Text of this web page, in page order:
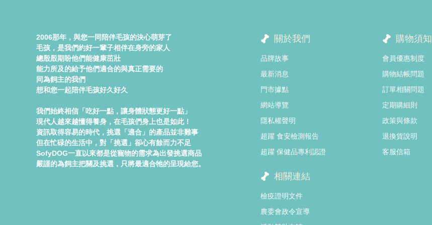
2006那年，與您一同陪伴毛孩的決心萌芽了
毛孩，是我們約好一輩子相伴在身旁的家人
總殷殷期盼他們能健康茁壯
能力所及的給予他們適合的與真正需要的
同為飼主的我們
想和您一起陪伴毛孩好久好久
我們始終相信「吃好一點，讓身體狀態更好一點」
現代人越來越懂得養身，在毛孩們身上也是如此！
資訊取得容易的時代，挑選「適合」的產品並非難事
但在忙碌的生活中，對「挑選」卻心有餘而力不足
SofyDOG一直以來都是從寵物的需求為出發挑選商品
嚴謹的為飼主把關及挑選，只將最適合牠的呈現給您。
關於我們
品牌故事
最新消息
門市據點
網站導覽
隱私權聲明
超躍 食安檢測報告
超躍 保健品專利認證
購物須知
會員優惠制度
購物結帳問題
訂單相關問題
定期購細則
政策與條款
退換貨說明
客服信箱
相關連結
檢疫證明文件
農委會政令宣導